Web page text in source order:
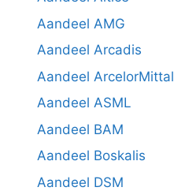
Aandeel AMG
Aandeel Arcadis
Aandeel ArcelorMittal
Aandeel ASML
Aandeel BAM
Aandeel Boskalis
Aandeel DSM